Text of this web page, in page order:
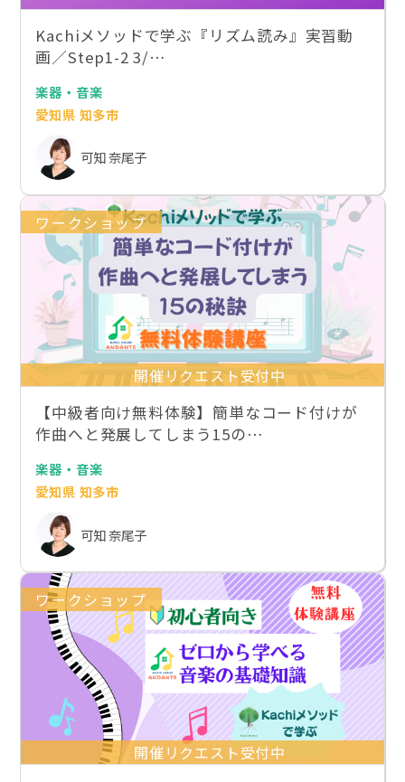
Kachiメソッドで学ぶ『リズム読み』実習動
画／Step1-2 3/…
楽器・音楽
愛知県 知多市
可知 奈尾子
ワークショップ
開催リクエスト受付中
【中級者向け無料体験】簡単なコード付けが
作曲へと発展してしまう15の…
楽器・音楽
愛知県 知多市
可知 奈尾子
ワークショップ
開催リクエスト受付中